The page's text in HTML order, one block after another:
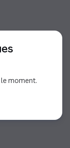
moment.